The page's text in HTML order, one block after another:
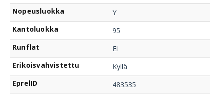
Nopeusluokka
Y
Kantoluokka
95
Runflat
Ei
Erikoisvahvistettu
Kyllä
EprelID
483535